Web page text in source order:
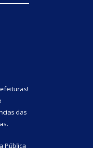
!
das
Pública